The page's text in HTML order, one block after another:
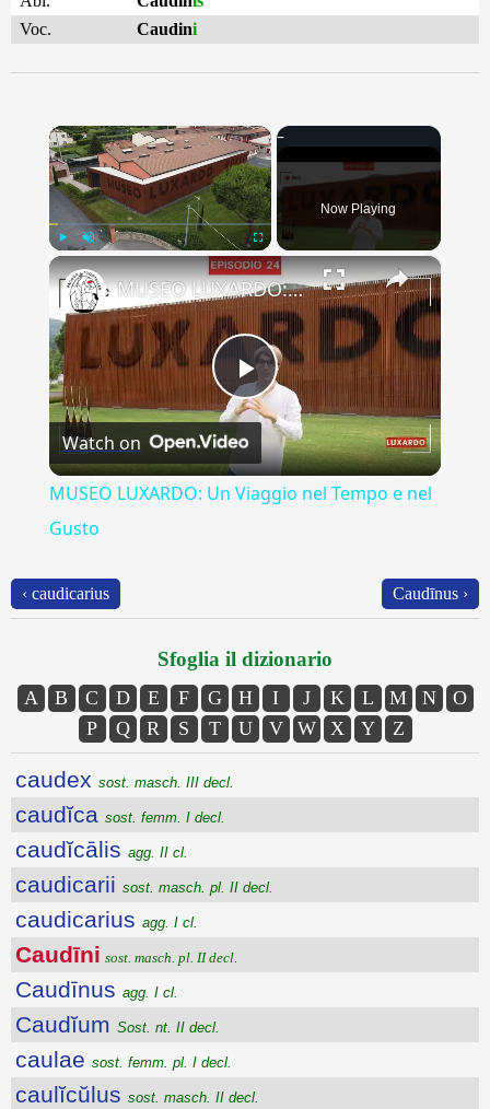
Voc.
Caudini
×
Fullscreen
Now Playing
×
Play
Video
MUSEO LUXARDO: Un Viaggio nel Tempo e nel Gusto
Watch on
MUSEO LUXARDO: Un Viaggio nel Tempo e nel
Gusto
‹ caudicarius Caudīnus ›
Sfoglia il dizionario
A B C D E F G H I J K L M N
O
P
Q R S T U V W X Y Z
caudex sost. masch. III decl.
caudĭca sost. femm. I decl.
caudĭcālis agg. II cl.
caudicarii sost. masch. pl. II decl.
caudicarius agg. I cl.
Caudīni sost. masch. pl. II decl.
Caudīnus agg. I cl.
Caudĭum Sost. nt. II decl.
caulae sost. femm. pl. I decl.
caulĭcŭlus sost. masch. II decl.